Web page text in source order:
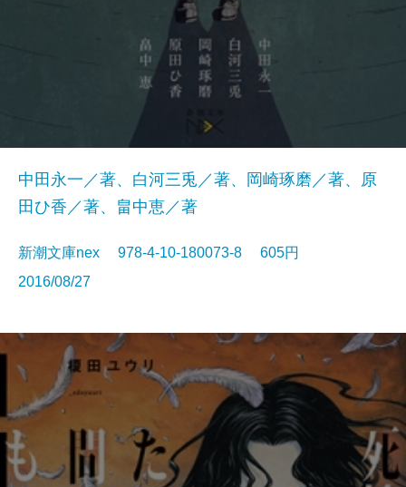
中田永一／著、白河三兎／著、岡崎琢磨／著、原
田ひ香／著、畠中恵／著
新潮文庫nex 978-4-10-180073-8 605円
2016/08/27